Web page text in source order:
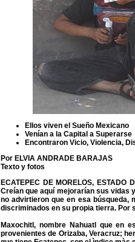
Ellos viven el Sueño Mexicano
Venían a la Capital a Superarse
Encontraron Vicio, Violencia,
Por ELVIA ANDRADE BARAJAS
Texto y fotos
ECATEPEC DE MORELOS,
Creían que aquí mejorarían sus vidas
no advirtieron que en esa búsqueda,
discriminados en su propia tierra. Por
Maxochitl, nombre Nahuatl que en
provenientes de Orizaba, Veracruz;